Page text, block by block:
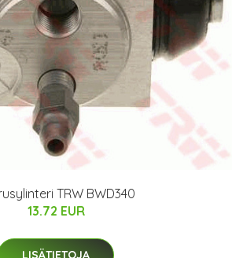
TRW BWD340
13.72 EUR